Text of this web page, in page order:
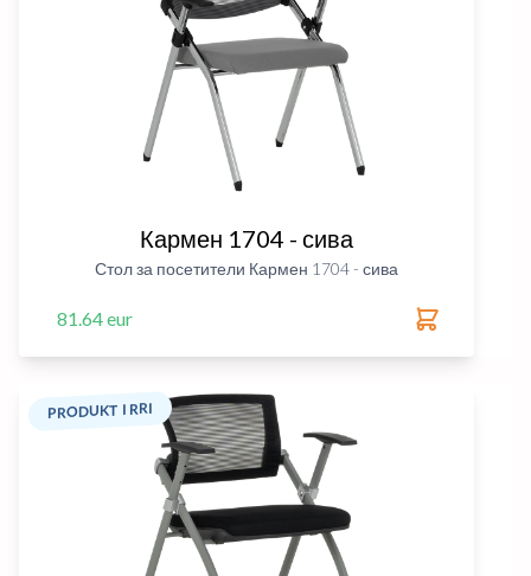
Кармен 1704 - сива
Стол за посетители Кармен 1704 - сива
81.64 eur
PRODUKT I RRI